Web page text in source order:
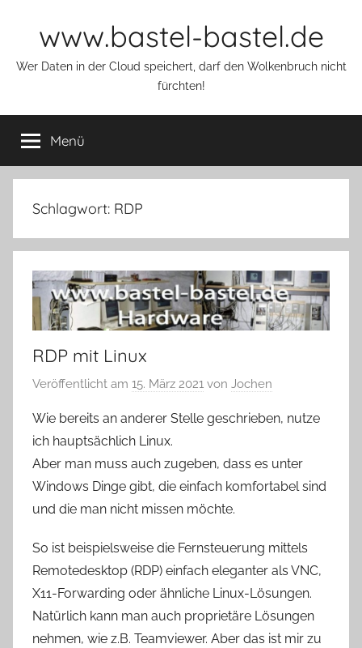
www.bastel-bastel.de
Wer Daten in der Cloud speichert, darf den Wolkenbruch nicht
fürchten!
Menü
Schlagwort: RDP
RDP mit Linux
Veröffentlicht am 15. März 2021 von Jochen
Wie bereits an anderer Stelle geschrieben, nutze
ich hauptsächlich Linux.
Aber man muss auch zugeben, dass es unter
Windows Dinge gibt, die einfach komfortabel sind
und die man nicht missen möchte.
So ist beispielsweise die Fernsteuerung mittels
Remotedesktop (RDP) einfach eleganter als VNC,
X11-Forwarding oder ähnliche Linux-Lösungen.
Natürlich kann man auch proprietäre Lösungen
nehmen, wie z.B. Teamviewer. Aber das ist mir zu